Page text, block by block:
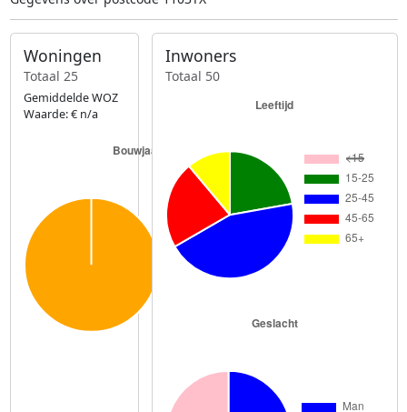
Woningen
Totaal 25
Gemiddelde WOZ
Waarde: € n/a
Inwoners
Totaal 50